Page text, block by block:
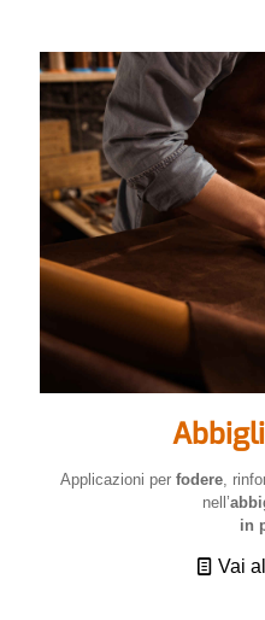
Applicazioni per fodere,
nell’
in
Vai